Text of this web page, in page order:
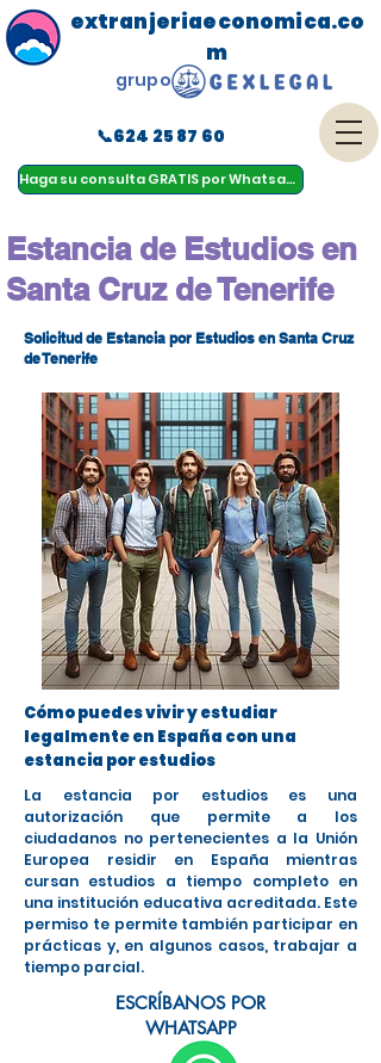
Haga su consulta GRATIS por Whatsapp
menu
extranjeriaeconomica.co
m
📞624 25 87 60
grupo
Estancia de Estudios en
Santa Cruz de Tenerife
Solicitud de Estancia por Estudios en Santa Cruz
de Tenerife
Cómo puedes vivir y estudiar
legalmente en España con una
estancia por estudios
La estancia por estudios es una
autorización que permite a los
ciudadanos no pertenecientes a la Unión
Europea residir en España mientras
cursan estudios a tiempo completo en
una institución educativa acreditada. Este
permiso te permite también participar en
prácticas y, en algunos casos, trabajar a
tiempo parcial.
ESCRÍBANOS POR
WHATSAPP